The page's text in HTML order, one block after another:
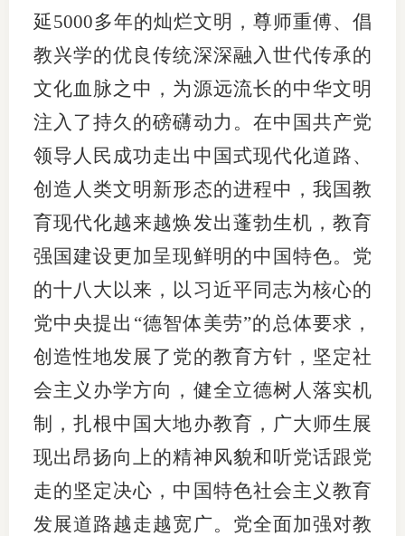
延5000多年的灿烂文明，尊师重傅、倡
教兴学的优良传统深深融入世代传承的
文化血脉之中，为源远流长的中华文明
注入了持久的磅礴动力。在中国共产党
领导人民成功走出中国式现代化道路、
创造人类文明新形态的进程中，我国教
育现代化越来越焕发出蓬勃生机，教育
强国建设更加呈现鲜明的中国特色。党
的十八大以来，以习近平同志为核心的
党中央提出“德智体美劳”的总体要求，
创造性地发展了党的教育方针，坚定社
会主义办学方向，健全立德树人落实机
制，扎根中国大地办教育，广大师生展
现出昂扬向上的精神风貌和听党话跟党
走的坚定决心，中国特色社会主义教育
发展道路越走越宽广。党全面加强对教